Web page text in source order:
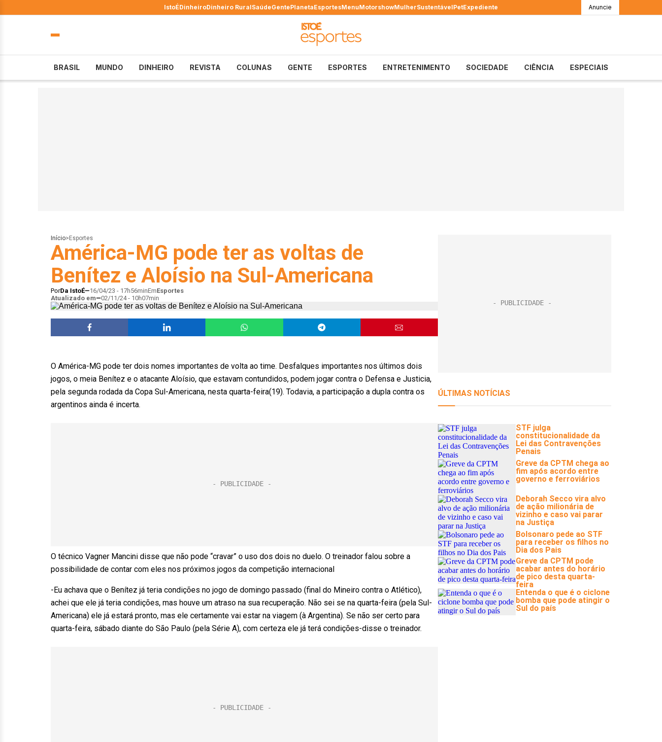
IstoÉDinheiroDinheiro RuralSaúdeGentePlanetaEsportesMenuMotorshowMulherSustentávelPetExpediente Anuncie
BRASIL MUNDO DINHEIRO REVISTA COLUNAS GENTE ESPORTES ENTRETENIMENTO SOCIEDADE CIÊNCIA ESPECIAIS
Início> Esportes
América-MG pode ter as voltas de
Benítez e Aloísio na Sul-Americana
PorDa IstoÉ 16/04/23 - 17h56minEmEsportes
Atualizado em
02/11/24 - 10h07min
O América-MG pode ter dois nomes importantes de volta ao time. Desfalques importantes nos últimos dois
jogos, o meia Benítez e o atacante Aloísio, que estavam contundidos, podem jogar contra o Defensa e Justicia,
pela segunda rodada da Copa Sul-Americana, nesta quarta-feira(19). Todavia, a participação a dupla contra os
argentinos ainda é incerta.
O técnico Vagner Mancini disse que não pode “cravar” o uso dos dois no duelo. O treinador falou sobre a
possibilidade de contar com eles nos próximos jogos da competição internacional
-Eu achava que o Benítez já teria condições no jogo de domingo passado (final do Mineiro contra o Atlético),
achei que ele já teria condições, mas houve um atraso na sua recuperação. Não sei se na quarta-feira (pela Sul-
Americana) ele já estará pronto, mas ele certamente vai estar na viagem (à Argentina). Se não ser certo para
quarta-feira, sábado diante do São Paulo (pela Série A), com certeza ele já terá condições-disse o treinador.